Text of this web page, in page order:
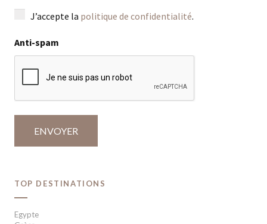
J’accepte la politique de confidentialité.
Anti-spam
TOP DESTINATIONS
Egypte